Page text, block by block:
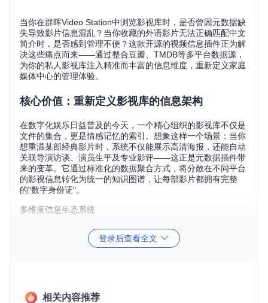
当你在群晖Video Station中浏览影视库时，是否曾因元数据缺
失导致影片信息混乱？当你收藏的外语影片无法正确匹配中文
简介时，是否感到管理不便？这款开源的视频信息插件正为解
决这些痛点而来——通过整合豆瓣、TMDB等多平台数据源，
为你的私人影视库注入精准而丰富的信息维度，重新定义家庭
媒体中心的管理体验。
核心价值：重新定义影视库的信息架构
在数字化娱乐日益普及的今天，一个精心组织的影视库不仅是
文件的集合，更是情感记忆的索引。想象这样一个场景：当你
想重温某部经典影片时，系统不仅能展示高清海报，还能自动
关联导演访谈、演员生平及专业影评——这正是元数据插件带
来的变革。它通过标准化的数据聚合方式，将分散在不同平台
的影视信息转化为统一的知识图谱，让每部影片都拥有完整
的"数字身份证"。
多维度信息生态系统
传统媒体库管理往往受限于单一数据源的信息深度，而这款插
件构建了真正的多源信息生态。通过分析项目结构中的
目录可以发现，插件已内置豆瓣、猫眼、TMDB等15
TMDB的国际信息。
登录后查看全文
相关内容推荐